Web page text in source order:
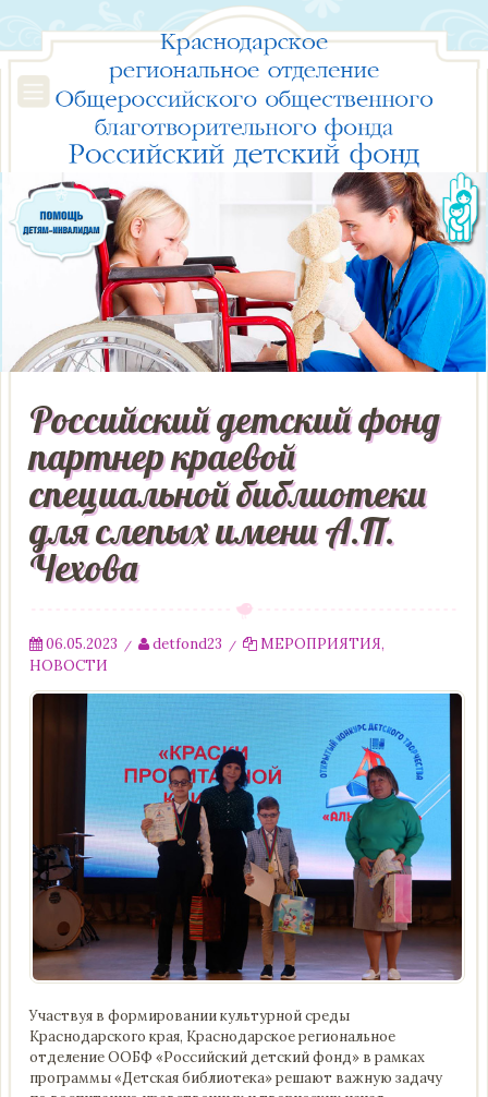
Российский детский фонд
партнер краевой
специальной библиотеки
для слепых имени А.П.
Чехова
06.05.2023 / detfond23 / МЕРОПРИЯТИЯ,
НОВОСТИ
Участвуя в формировании культурной среды
Краснодарского края, Краснодарское региональное
отделение ООБФ «Российский детский фонд» в рамках
программы «Детская библиотека» решают важную задачу